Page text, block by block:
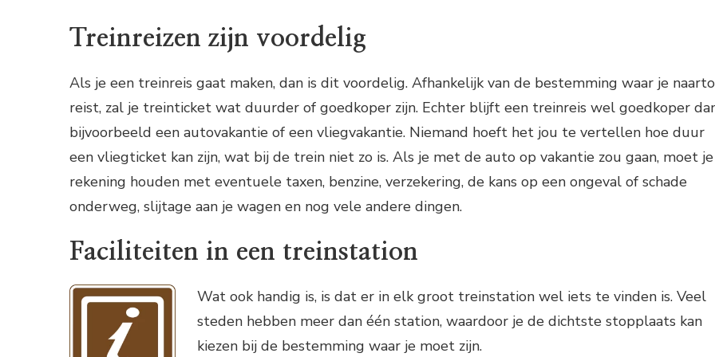
Treinreizen zijn voordelig
Als je een treinreis gaat maken, dan is dit voordelig. Afhankelijk van de bestemming waar je
reist, zal je treinticket wat duurder of goedkoper zijn. Echter blijft een treinreis wel goedkoper
bijvoorbeeld een autovakantie of een vliegvakantie. Niemand hoeft het jou te vertellen hoe duur
een vliegticket kan zijn, wat bij de trein niet zo is. Als je met de auto op vakantie zou gaan, moet je
rekening houden met eventuele taxen, benzine, verzekering, de kans op een ongeval of schade
onderweg, slijtage aan je wagen en nog vele andere dingen.
Faciliteiten in een treinstation
Wat ook handig is, is dat er in elk groot treinstation wel iets te vinden is. Veel
steden hebben meer dan één station, waardoor je de dichtste stopplaats kan
kiezen bij de bestemming waar je moet zijn.